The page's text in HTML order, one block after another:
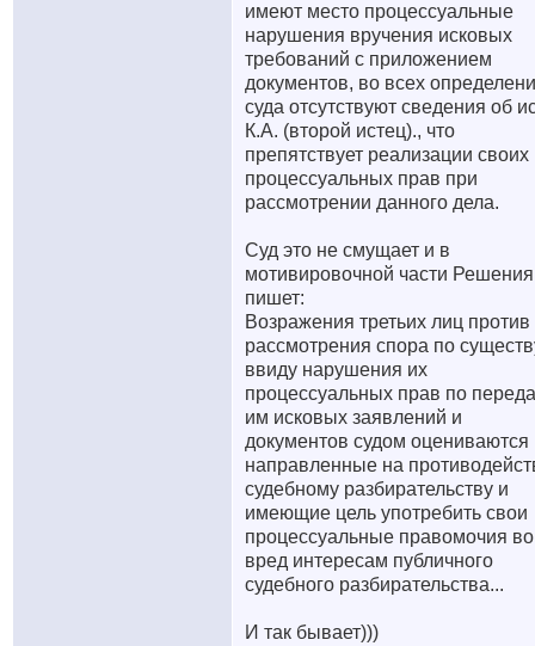
имеют место процессуальные
нарушения вручения исковых
требований с приложением
документов, во всех
суда отсутствуют сведения об
К.А. (второй истец)., что
препятствует реализации своих
процессуальных прав при
рассмотрении данного дела.
Суд это не смущает и в
мотивировочной части
пишет:
Возражения третьих лиц против
рассмотрения спора по
ввиду нарушения их
процессуальных прав по
им исковых заявлений и
документов судом оцениваются
направленные на
судебному разбирательству и
имеющие цель употребить свои
процессуальные правомочия во
вред интересам публичного
судебного разбирательства...
И так бывает)))